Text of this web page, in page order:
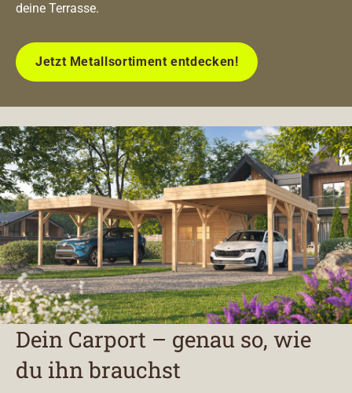
deine Terrasse.
Jetzt Metallsortiment entdecken!
Dein Carport – genau so, wie
du ihn brauchst